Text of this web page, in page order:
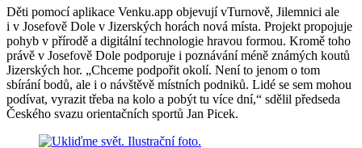
Děti pomocí aplikace Venku.app objevují vTurnově, Jilemnici ale
i v Josefově Dole v Jizerských horách nová místa. Projekt propojuje
pohyb v přírodě a digitální technologie hravou formou. Kromě toho
právě v Josefově Dole podporuje i poznávání méně známých koutů
Jizerských hor. „Chceme podpořit okolí. Není to jenom o tom
sbírání bodů, ale i o návštěvě místních podniků. Lidé se sem mohou
podívat, vyrazit třeba na kolo a pobýt tu více dní,“ sdělil předseda
Českého svazu orientačních sportů Jan Picek.